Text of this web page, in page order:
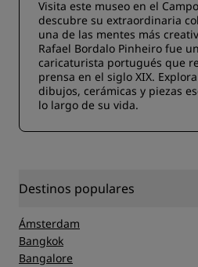
Visita este museo en el
descubre su extraordinaria
una de las mentes más
Rafael Bordalo Pinheiro fue
caricaturista portugués que
prensa en el siglo XIX.
dibujos, cerámicas y piezas
lo largo de su vida.
Destinos populares
Ámsterdam
Bangkok
Bangalore